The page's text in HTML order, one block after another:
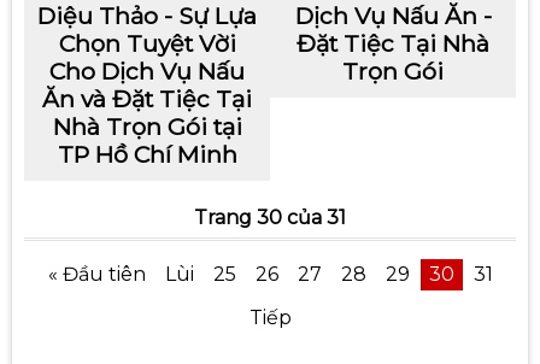
Diệu Thảo - Sự Lựa
Chọn Tuyệt Vời
Cho Dịch Vụ Nấu
Ăn và Đặt Tiệc Tại
Nhà Trọn Gói tại
TP Hồ Chí Minh
Dịch Vụ Nấu Ăn -
Đặt Tiệc Tại Nhà
Trọn Gói
Trang 30 của 31
« Đầu tiên Lùi 25 26 27 28 29 30
31
Tiếp